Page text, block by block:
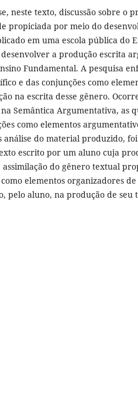
neste texto, discussão sobre o
propiciada por meio do
em uma escola pública do
a produção escrita
Fundamental. A pesquisa
e das conjunções como
na escrita desse gênero.
Semântica Argumentativa, as
como elementos
análise do material produzido,
escrito por um aluno cuja
assimilação do gênero textual
elementos organizadores
pelo aluno, na produção de seu